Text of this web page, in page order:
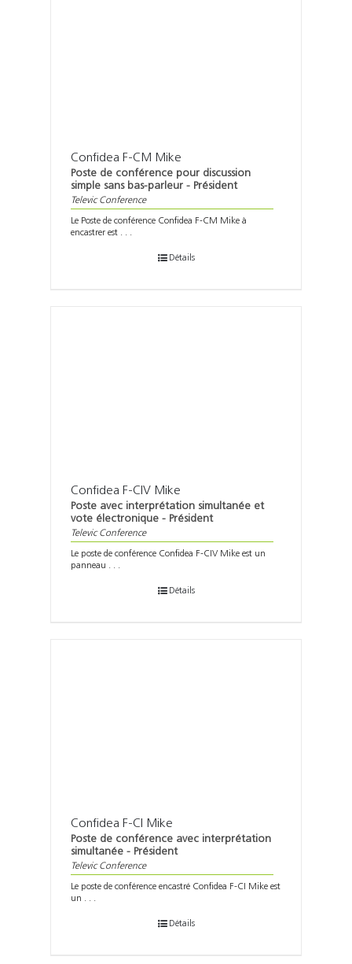
Confidea F-CM Mike
Poste de conférence pour discussion
simple sans bas-parleur - Président
Televic Conference
Le Poste de conférence Confidea F-CM Mike à
encastrer est . . .
Détails
Confidea F-CIV Mike
Poste avec interprétation simultanée et
vote électronique - Président
Televic Conference
Le poste de conférence Confidea F-CIV Mike est un
panneau . . .
Détails
Confidea F-CI Mike
Poste de conférence avec interprétation
simultanée - Président
Televic Conference
Le poste de conférence encastré Confidea F-CI Mike est
un . . .
Détails